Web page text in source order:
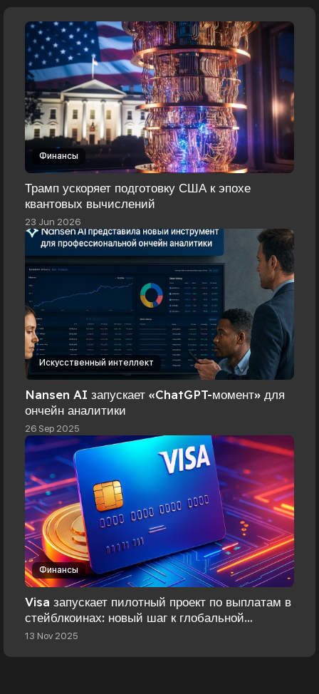
Финансы
Трамп ускоряет подготовку США к эпохе
квантовых вычислений
23 Jun 2026
Искусственный интеллект
Nansen AI запускает «ChatGPT-момент» для
ончейн аналитики
26 Sep 2025
Финансы
Visa запускает пилотный проект по выплатам в
стейблкоинах: новый шаг к глобальной
цифровой ликвидности
13 Nov 2025